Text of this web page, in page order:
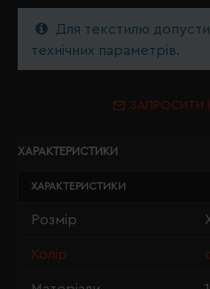
Для текстилю
технічних параметрів.
ЗАПРОСИТИ
ХАРАКТЕРИСТИКИ
ХАРАКТЕРИСТИКИ
Розмір
Колір